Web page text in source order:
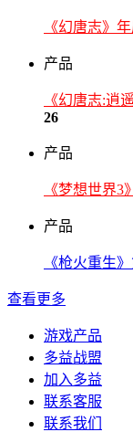
《幻唐志》
产品
《幻唐志:逍
26
产品
《梦想世界3
产品
《枪火重生
查看更多
游戏产品
多益战盟
加入多益
联系客服
联系我们